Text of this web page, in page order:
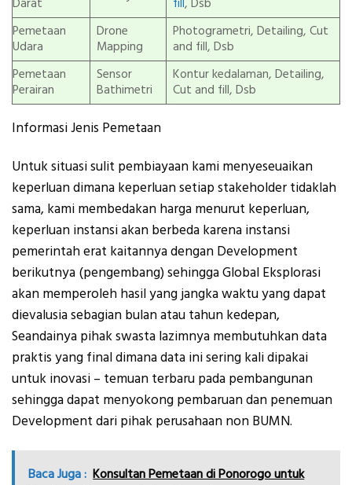
Pemetaan
Udara
Drone
Mapping
Photogrametri, Detailing, Cut
and fill, Dsb
Pemetaan
Perairan
Sensor
Bathimetri
Kontur kedalaman, Detailing,
Cut and fill, Dsb
Informasi Jenis Pemetaan
Untuk situasi sulit pembiayaan kami menyeseuaikan
keperluan dimana keperluan setiap stakeholder tidaklah
sama, kami membedakan harga menurut keperluan,
keperluan instansi akan berbeda karena instansi
pemerintah erat kaitannya dengan Development
berikutnya (pengembang) sehingga Global Eksplorasi
akan memperoleh hasil yang jangka waktu yang dapat
dievalusia sebagian bulan atau tahun kedepan,
Seandainya pihak swasta lazimnya membutuhkan data
praktis yang final dimana data ini sering kali dipakai
untuk inovasi – temuan terbaru pada pembangunan
sehingga dapat menyokong pembaruan dan penemuan
Development dari pihak perusahaan non BUMN.
Baca Juga : Konsultan Pemetaan di Ponorogo untuk